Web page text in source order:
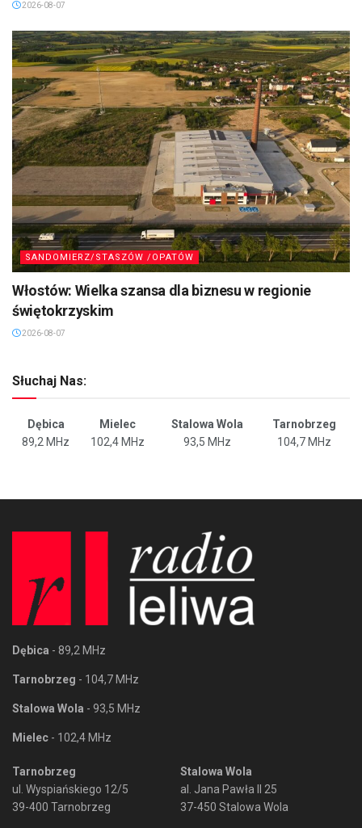
2026-08-07
SANDOMIERZ/STASZÓW /OPATÓW
Włostów: Wielka szansa dla biznesu w regionie
świętokrzyskim
2026-08-07
Słuchaj Nas:
Dębica Mielec Stalowa Wola
Tarnobrzeg
89,2 MHz
102,4 MHz 93,5 MHz 104,7 MHz
Dębica - 89,2 MHz
Tarnobrzeg - 104,7 MHz
Stalowa Wola - 93,5 MHz
Mielec - 102,4 MHz
Tarnobrzeg
ul. Wyspiańskiego 12/5
39-400 Tarnobrzeg
Stalowa Wola
al. Jana Pawła II 25
37-450 Stalowa Wola